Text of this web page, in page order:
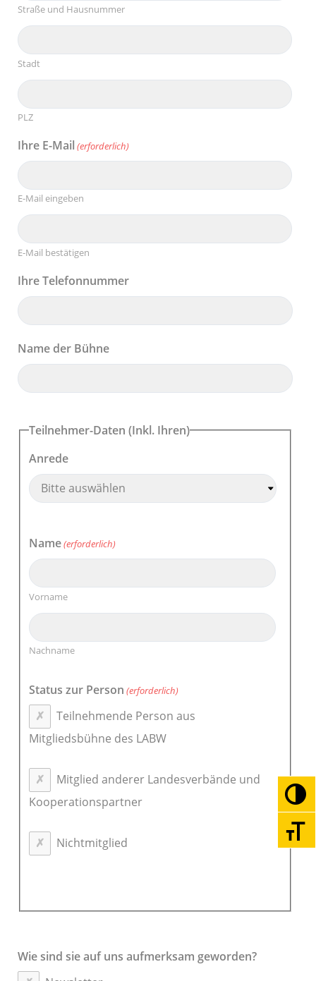
Straße und Hausnummer
Stadt
PLZ
Ihre E-Mail (erforderlich)
E-Mail eingeben
E-Mail bestätigen
Ihre Telefonnummer
Name der Bühne
Teilnehmer-Daten (Inkl. Ihren)
Anrede
Name(erforderlich)
Vorname
Nachname
Status zur Person (erforderlich)
Teilnehmende Person aus
Mitgliedsbühne des LABW
Mitglied anderer Landesverbände und
Kooperationspartner
Nichtmitglied
Wie sind sie auf uns aufmerksam geworden?